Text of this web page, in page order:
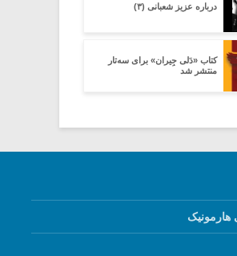
درباره عزیز شعبانی (۳)
کتاب «دَلی جِیران» برای سه‌تار
منتشر شد
هارمونیک